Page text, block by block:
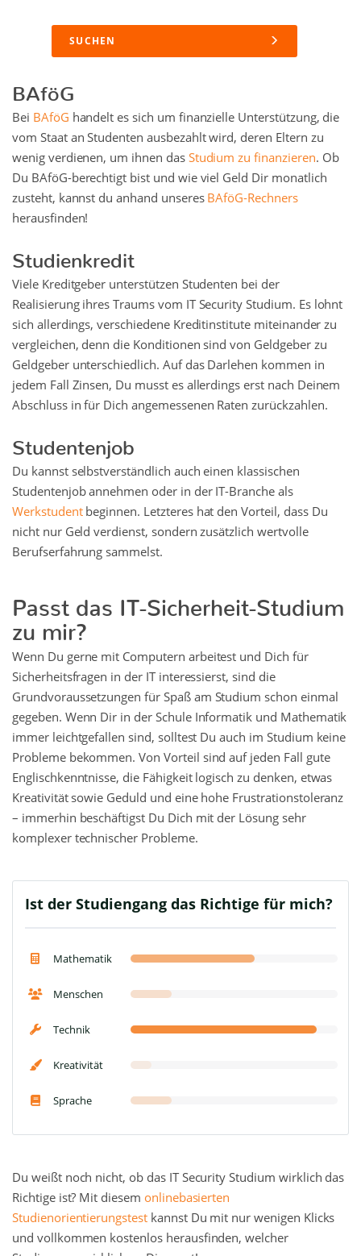
SUCHEN
BAföG
Bei BAföG handelt es sich um finanzielle Unterstützung, die
vom Staat an Studenten ausbezahlt wird, deren Eltern zu
wenig verdienen, um ihnen das Studium zu finanzieren. Ob
Du BAföG-berechtigt bist und wie viel Geld Dir monatlich
zusteht, kannst du anhand unseres BAföG-Rechners
herausfinden!
Studienkredit
Viele Kreditgeber unterstützen Studenten bei der
Realisierung ihres Traums vom IT Security Studium. Es lohnt
sich allerdings, verschiedene Kreditinstitute miteinander zu
vergleichen, denn die Konditionen sind von Geldgeber zu
Geldgeber unterschiedlich. Auf das Darlehen kommen in
jedem Fall Zinsen, Du musst es allerdings erst nach Deinem
Abschluss in für Dich angemessenen Raten zurückzahlen.
Studentenjob
Du kannst selbstverständlich auch einen klassischen
Studentenjob annehmen oder in der IT-Branche als
Werkstudentbeginnen. Letzteres hat den Vorteil, dass Du
nicht nur Geld verdienst, sondern zusätzlich wertvolle
Berufserfahrung sammelst.
Passt das IT-Sicherheit-Studium
zu mir?
Wenn Du gerne mit Computern arbeitest und Dich für
Sicherheitsfragen in der IT interessierst, sind die
Grundvoraussetzungen für Spaß am Studium schon einmal
gegeben. Wenn Dir in der Schule Informatik und Mathematik
immer leichtgefallen sind, solltest Du auch im Studium keine
Probleme bekommen. Von Vorteil sind auf jeden Fall gute
Englischkenntnisse, die Fähigkeit logisch zu denken, etwas
Kreativität sowie Geduld und eine hohe Frustrationstoleranz
– immerhin beschäftigst Du Dich mit der Lösung sehr
komplexer technischer Probleme.
Ist der Studiengang das Richtige für mich?
Mathematik
Menschen
Technik
Kreativität
Sprache
Du weißt noch nicht, ob das IT Security Studium wirklich das
Richtige ist? Mit diesem onlinebasierten
Studienorientierungstestkannst Du mit nur wenigen Klicks
und vollkommen kostenlos herausfinden, welcher